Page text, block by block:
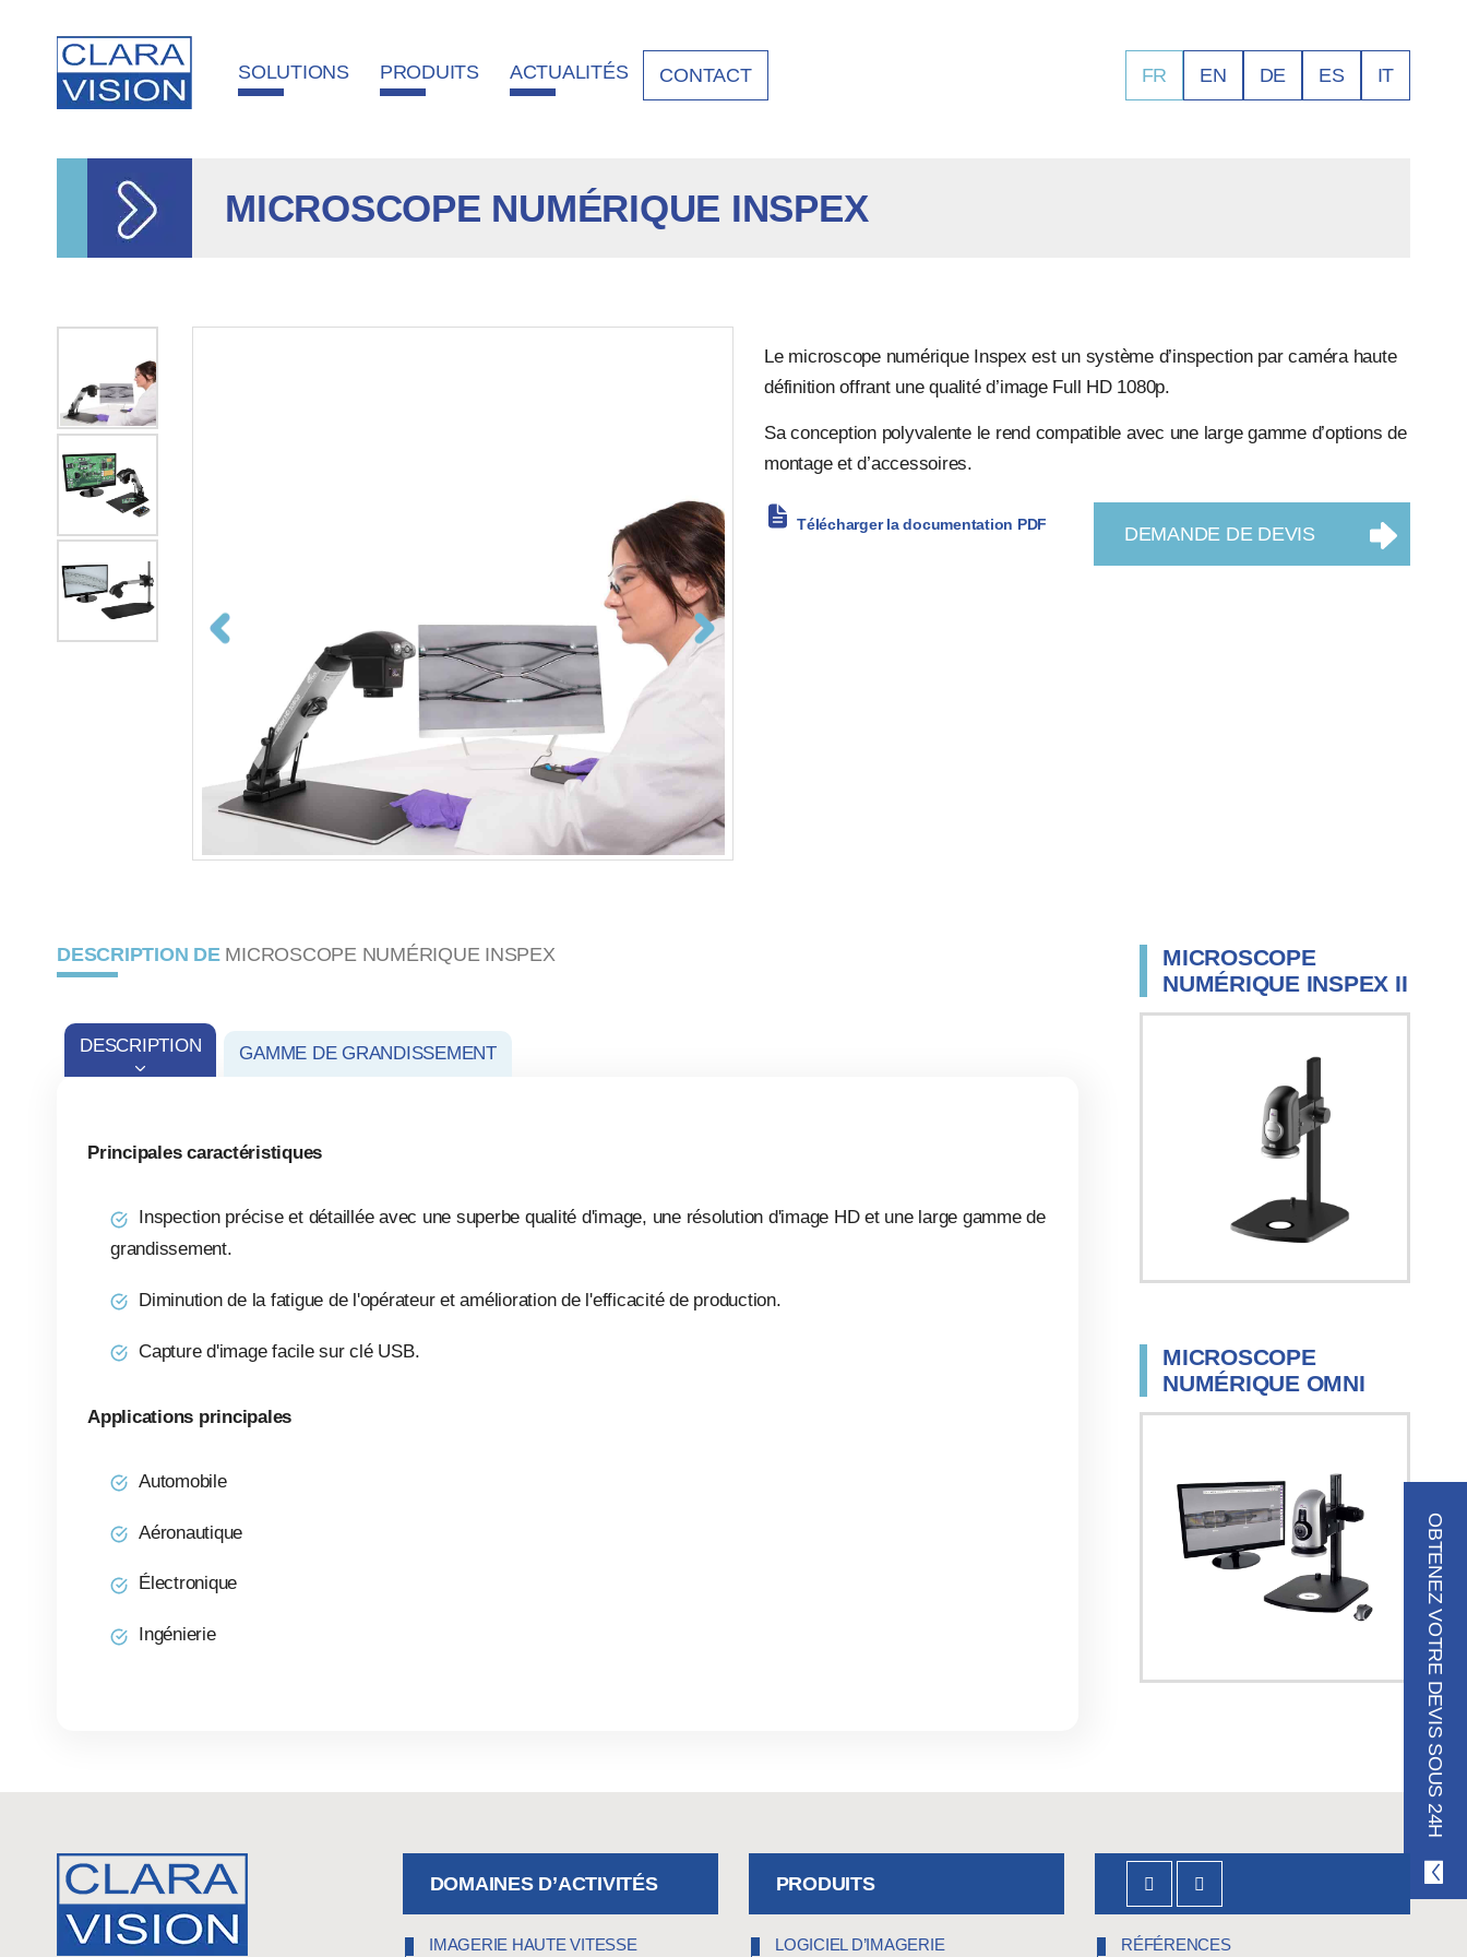
SOLUTIONS PRODUITS ACTUALITÉS CONTACT FR EN DE ES IT
MICROSCOPE NUMÉRIQUE INSPEX
Le microscope numérique Inspex est un système d’inspection par caméra haute
définition offrant une qualité d’image Full HD 1080p.
Sa conception polyvalente le rend compatible avec une large gamme d’options de
montage et d’accessoires.
Télécharger la documentation PDF DEMANDE DE DEVIS
DESCRIPTION DEMICROSCOPE NUMÉRIQUE INSPEX
DESCRIPTION GAMME DE GRANDISSEMENT
Principales caractéristiques
Inspection précise et détaillée avec une superbe qualité d'image, une résolution d'image HD et une large gamme de
grandissement.
Diminution de la fatigue de l'opérateur et amélioration de l'efficacité de production.
Capture d'image facile sur clé USB.
Applications principales
Automobile
Aéronautique
Électronique
Ingénierie
MICROSCOPE
NUMÉRIQUE INSPEX II
MICROSCOPE
NUMÉRIQUE OMNI
OBTENEZ VOTRE DEVIS SOUS 24H
DOMAINES D’ACTIVITÉS
IMAGERIE HAUTE VITESSE
PRODUITS
LOGICIEL D’IMAGERIE RÉFÉRENCES